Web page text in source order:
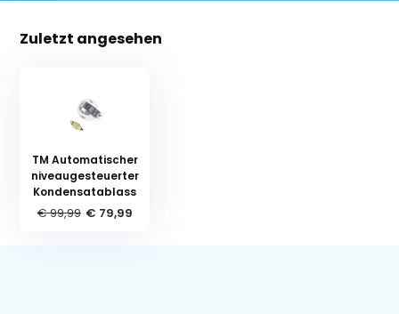
Zuletzt angesehen
TM Automatischer
niveaugesteuerter
Kondensatablass
€ 99,99 € 79,99